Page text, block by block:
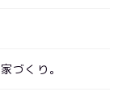
づくり。